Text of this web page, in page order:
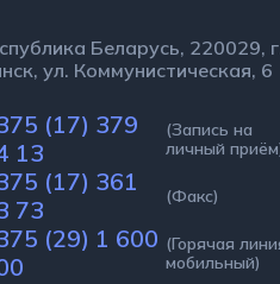
220029, г. Минск,
ул. Коммунистическая, 6
+375 (17) 379
64 13
личный
приём)
+375 (17) 361
63 73
(Факс)
+375 (29) 1
600 700
линия,
мобильный)